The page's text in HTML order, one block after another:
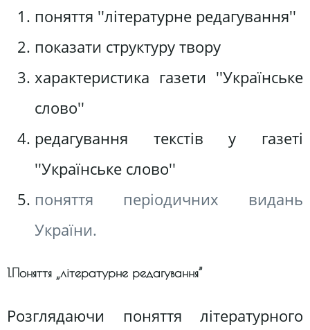
поняття ''літературне редагування''
показати структуру твору
характеристика газети ''Українське
слово''
редагування текстів у газеті
''Українське слово''
поняття періодичних видань
України.
1.Поняття „літературне редагування”
Розглядаючи поняття літературного